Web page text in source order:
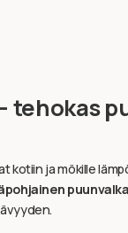
tehokas
kotiin ja mökille